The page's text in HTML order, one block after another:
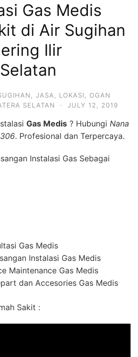
Gas Medis
di Air Sugihan
Ilir
JASA LOKASI
OGAN
SELATAN · JULY 12, 2019
Gas Medis ? Hubungi Nana
. Profesional dan Terpercaya.
Instalasi Gas Sebagai
Gas Medis
Instalasi Gas Medis
Maintenance Gas Medis
dan Accesories Gas Medis
Sakit :